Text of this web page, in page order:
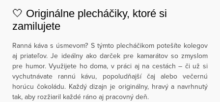
🤍 Originálne plecháčiky, ktoré si
zamilujete
Ranná káva s úsmevom? S týmto plecháčikom potešíte kolegov
aj priateľov. Je ideálny ako darček pre kamarátov so zmyslom
pre humor. Využijete ho doma, v práci aj na cestách – či už si
vychutnávate rannú kávu, popoludňajší čaj alebo večernú
horúcu čokoládu. Každý dizajn je originálny, hravý a navrhnutý
tak, aby rozžiaril každé ráno aj pracovný deň.